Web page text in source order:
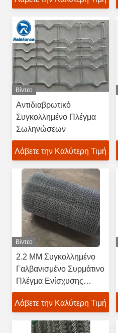
Βίντεο
Αντιδιαβρωτικό
Συγκολλημένο Πλέγμα
Σωληνώσεων
Λάβετε την Καλύτερη Τιμή
Βίντεο
2.2 MM Συγκολλημένο
Γαλβανισμένο Συρμάτινο
Πλέγμα Ενίσχυσης
Αγωγού για
Υποθαλάσσιους Αγωγοί
Λάβετε την Καλύτερη Τιμή